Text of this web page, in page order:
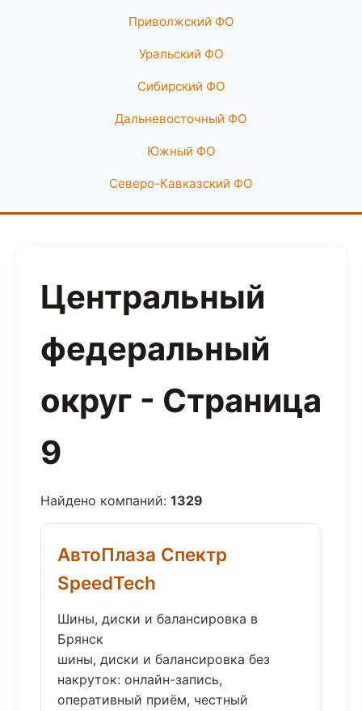
Приволжский ФО
Уральский ФО
Сибирский ФО
Дальневосточный ФО
Южный ФО
Северо-Кавказский ФО
Центральный
федеральный
округ - Страница
9
Найдено компаний: 1329
АвтоПлаза Спектр
SpeedTech
Шины, диски и балансировка в
Брянск
шины, диски и балансировка без
накруток: онлайн-запись,
оперативный приём, честный